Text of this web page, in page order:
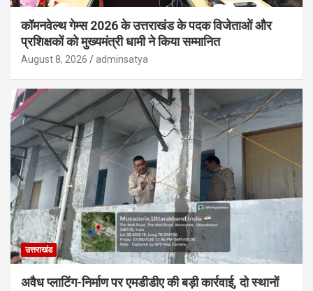
कॉमनवेल्थ गेम्स 2026 के उत्तराखंड के पदक विजेताओं और
प्रशिक्षकों को मुख्यमंत्री धामी ने किया सम्मानित
August 8, 2026 adminsatya
उत्तराखंड
अवैध प्लाटिंग-निर्माण पर एमडीडीए की बड़ी कार्रवाई, दो स्थानों